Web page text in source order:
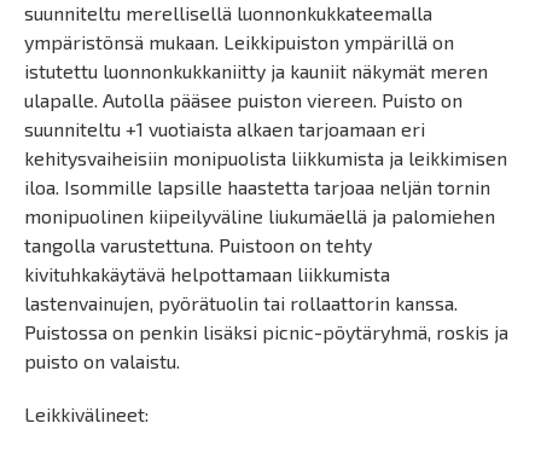
suunniteltu merellisellä luonnonkukkateemalla
ympäristönsä mukaan. Leikkipuiston ympärillä on
istutettu luonnonkukkaniitty ja kauniit näkymät meren
ulapalle. Autolla pääsee puiston viereen. Puisto on
suunniteltu +1 vuotiaista alkaen tarjoamaan eri
kehitysvaiheisiin monipuolista liikkumista ja leikkimisen
iloa. Isommille lapsille haastetta tarjoaa neljän tornin
monipuolinen kiipeilyväline liukumäellä ja palomiehen
tangolla varustettuna. Puistoon on tehty
kivituhkakäytävä helpottamaan liikkumista
lastenvainujen, pyörätuolin tai rollaattorin kanssa.
Puistossa on penkin lisäksi picnic-pöytäryhmä, roskis ja
puisto on valaistu.
Leikkivälineet: